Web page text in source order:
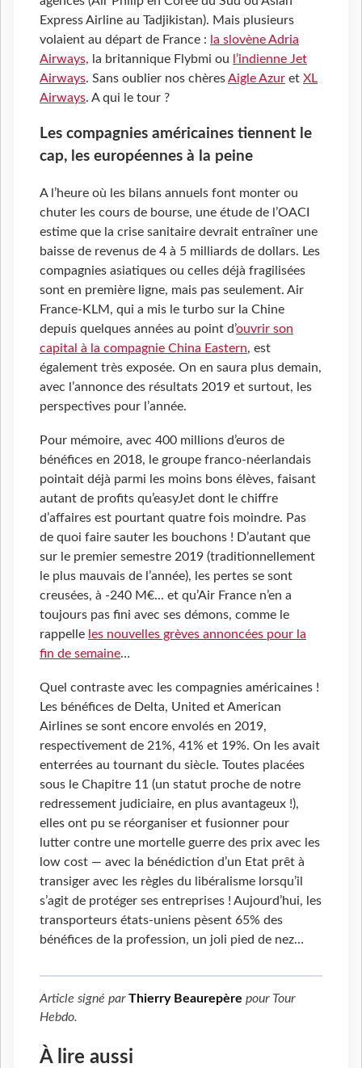
Express Airline au Tadjikistan). Mais plusieurs
volaient au départ de France : la slovène Adria
Airways, la britannique Flybmi ou
l’indienne Jet
Airways. Sans oublier nos chèresAigle Azur et XL
Airways. A qui le tour ?
Les compagnies américaines tiennent le
cap, les européennes à la peine
A l’heure où les bilans annuels font monter ou
chuter les cours de bourse, une étude de l’OACI
estime que la crise sanitaire devrait entraîner une
baisse de revenus de 4 à 5 milliards de dollars. Les
compagnies asiatiques ou celles déjà fragilisées
sont en première ligne, mais pas seulement. Air
France-KLM, qui a mis le turbo sur la Chine
depuis quelques années au point d’ouvrir son
capital à la compagnie China Eastern, est
également très exposée. On en saura plus demain,
avec l’annonce des résultats 2019 et surtout, les
perspectives pour l’année.
Pour mémoire, avec 400 millions d’euros de
bénéfices en 2018, le groupe franco-néerlandais
pointait déjà parmi les moins bons élèves, faisant
autant de profits qu’easyJet dont le chiffre
d’affaires est pourtant quatre fois moindre. Pas
de quoi faire sauter les bouchons ! D’autant que
sur le premier semestre 2019 (traditionnellement
le plus mauvais de l’année), les pertes se sont
creusées, à -240 M€... et qu’Air France n’en a
toujours pas fini avec ses démons, comme le
rappelle les nouvelles grèves annoncées pour la
fin de semaine…
Quel contraste avec les compagnies américaines !
Les bénéfices de Delta, United et American
Airlines se sont encore envolés en 2019,
respectivement de 21%, 41% et 19%. On les avait
enterrées au tournant du siècle. Toutes placées
sous le Chapitre 11 (un statut proche de notre
redressement judiciaire, en plus avantageux !),
elles ont pu se réorganiser et fusionner pour
lutter contre une mortelle guerre des prix avec les
low cost — avec la bénédiction d’un Etat prêt à
transiger avec les règles du libéralisme lorsqu’il
s’agit de protéger ses entreprises ! Aujourd’hui, les
transporteurs états-uniens pèsent 65% des
bénéfices de la profession, un joli pied de nez…
Article signé parThierry Beaurepère pour Tour
Hebdo.
À lire aussi